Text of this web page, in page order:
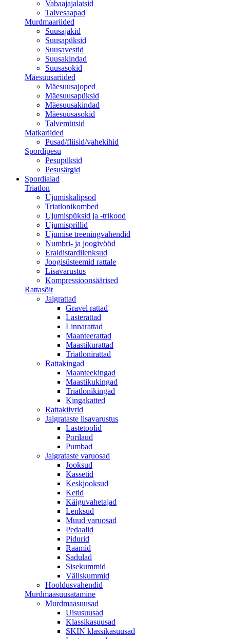
Vabaajajalatsid
Talvesaapad
Murdmaariided
Suusajakid
Suusapüksid
Suusavestid
Suusakindad
Suusasokid
Mäesuusariided
Mäesuusajoped
Mäesuusapüksid
Mäesuusakindad
Mäesuusasokid
Talvemütsid
Matkariided
Pusad/fliisid/vahekihid
Spordipesu
Pesupüksid
Pesusärgid
Spordialad
Triatlon
Ujumiskalipsod
Triatlonikombed
Ujumispüksid ja -trikood
Ujumisprillid
Ujumise treeningvahendid
Numbri- ja joogivööd
Eraldistardilenksud
Joogisüsteemid rattale
Lisavarustus
Kompressioonsäärised
Rattasõit
Jalgrattad
Gravel rattad
Lasterattad
Linnarattad
Maanteerattad
Maastikurattad
Triatlonirattad
Rattakingad
Maanteekingad
Maastikukingad
Triatlonikingad
Kingakatted
Rattakiivrid
Jalgrataste lisavarustus
Lastetoolid
Porilaud
Pumbad
Jalgrataste varuosad
Jooksud
Kassetid
Keskjooksud
Ketid
Käiguvahetajad
Lenksud
Muud varuosad
Pedaalid
Pidurid
Raamid
Sadulad
Sisekummid
Väliskummid
Hooldusvahendid
Murdmaasuusatamine
Murdmaasuusad
Uisusuusad
Klassikasuusad
SKIN klassikasuusad